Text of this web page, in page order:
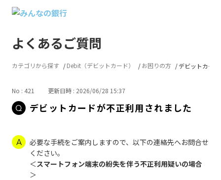
よくあるご質問
カテゴリから探す Debit（デビットカード） お困りの方 デビットカー
No : 421 更新日時 : 2026/06/28 15:37
デビットカードが不正利用されました
必要な手続をご案内しますので、以下の連絡先へお問合せ
ください。
＜スマートフォン端末の紛失を伴う不正利用疑いの場合
＞